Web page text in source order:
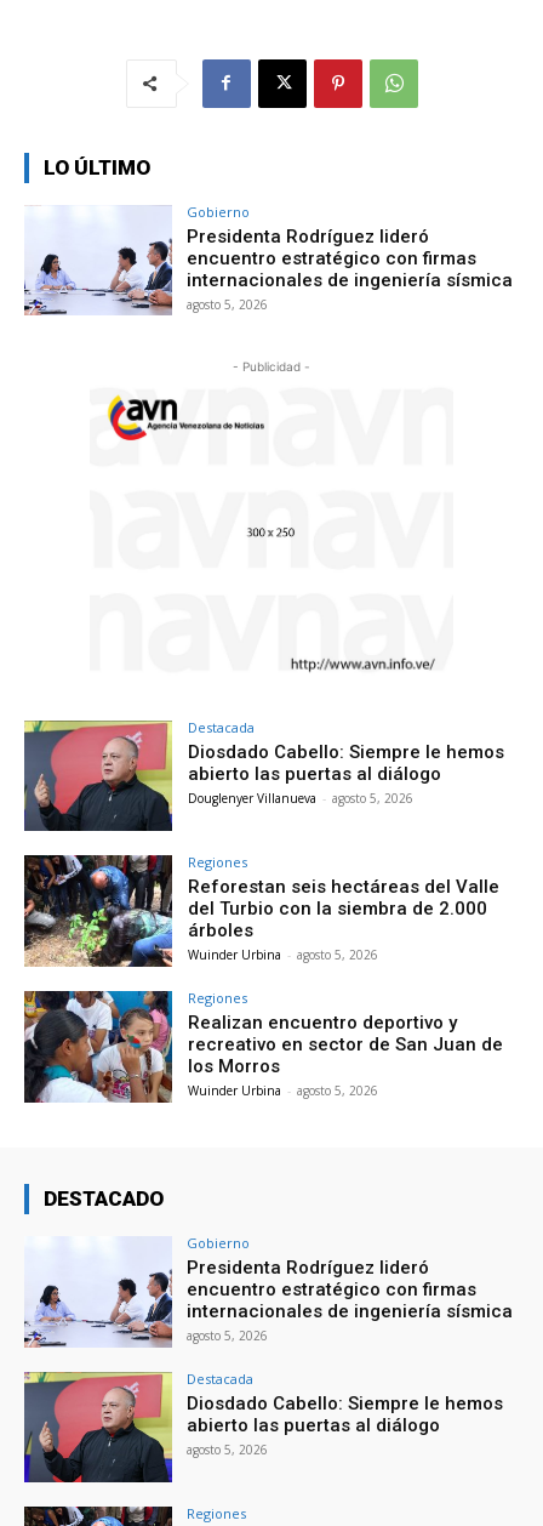
LO ÚLTIMO
Gobierno
Presidenta Rodríguez lideró
encuentro estratégico con firmas
internacionales de ingeniería sísmica
agosto 5, 2026
- Publicidad -
Destacada
Diosdado Cabello: Siempre le hemos
abierto las puertas al diálogo
Douglenyer Villanueva - agosto 5, 2026
Regiones
Reforestan seis hectáreas del Valle
del Turbio con la siembra de 2.000
árboles
Wuinder Urbina - agosto 5, 2026
Regiones
Realizan encuentro deportivo y
recreativo en sector de San Juan de
los Morros
Wuinder Urbina - agosto 5, 2026
DESTACADO
Gobierno
Presidenta Rodríguez lideró
encuentro estratégico con firmas
internacionales de ingeniería sísmica
agosto 5, 2026
Destacada
Diosdado Cabello: Siempre le hemos
abierto las puertas al diálogo
agosto 5, 2026
Regiones